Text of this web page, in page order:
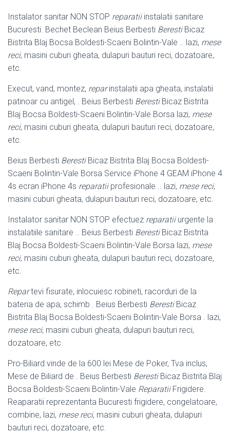
Instalator sanitar NON STOP reparatiiinstalatii sanitare
Bucuresti. Bechet Beclean Beius Berbesti BerestiBicaz
Bistrita Blaj Bocsa Boldesti-Scaeni Bolintin-Vale .. lazi, mese
reci, masini cuburi gheata, dulapuri bauturi reci, dozatoare,
etc.
Execut, vand, montez, reparinstalatii apa gheata, instalatii
patinoar cu antigel, . Beius Berbesti BerestiBicaz Bistrita
Blaj Bocsa Boldesti-Scaeni Bolintin-Vale Borsa lazi, mese
reci, masini cuburi gheata, dulapuri bauturi reci, dozatoare,
etc.
Beius Berbesti BerestiBicaz Bistrita Blaj Bocsa Boldesti-
Scaeni Bolintin-Vale Borsa Service iPhone 4 GEAM iPhone 4
4s ecran iPhone 4s reparatiiprofesionale .. lazi, mese reci,
masini cuburi gheata, dulapuri bauturi reci, dozatoare, etc.
Instalator sanitar NON STOP efectuez reparatiiurgente la
instalatiile sanitare .. Beius Berbesti BerestiBicaz Bistrita
Blaj Bocsa Boldesti-Scaeni Bolintin-Vale Borsa lazi, mese
reci, masini cuburi gheata, dulapuri bauturi reci, dozatoare,
etc.
Repartevi fisurate, inlocuiesc robineti, racorduri de la
bateria de apa, schimb . Beius Berbesti BerestiBicaz
Bistrita Blaj Bocsa Boldesti-Scaeni Bolintin-Vale Borsa . lazi,
mese reci, masini cuburi gheata, dulapuri bauturi reci,
dozatoare, etc.
Pro-Biliard vinde de la 600 lei Mese de Poker, Tva inclus,
Mese de Biliard de . Beius Berbesti BerestiBicaz Bistrita Blaj
Bocsa Boldesti-Scaeni Bolintin-Vale ReparatiiFrigidere.
Reaparatii reprezentanta Bucuresti frigidere, congelatoare,
combine, lazi, mese reci, masini cuburi gheata, dulapuri
bauturi reci, dozatoare, etc.